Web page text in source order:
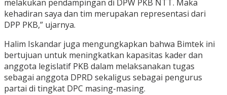
melakukan pendampingan di DPW PKB NTT. Maka
kehadiran saya dan tim merupakan representasi dari
DPP PKB,” ujarnya.
Halim Iskandar juga mengungkapkan bahwa Bimtek ini
bertujuan untuk meningkatkan kapasitas kader dan
anggota legislatif PKB dalam melaksanakan tugas
sebagai anggota DPRD sekaligus sebagai pengurus
partai di tingkat DPC masing-masing.